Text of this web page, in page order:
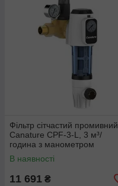
Фільтр сітчастий промивний
Canature CPF-3-L, 3 м³/
година з манометром
В наявності
11 691 ₴